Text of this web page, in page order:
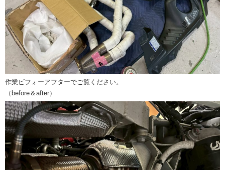
作業ビフォーアフターでご覧ください。
（before＆after）